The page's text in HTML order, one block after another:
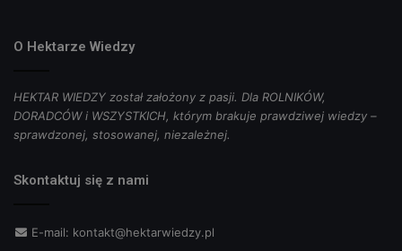
O Hektarze Wiedzy
HEKTAR WIEDZY został założony z pasji. Dla ROLNIKÓW,
DORADCÓW i WSZYSTKICH, którym brakuje prawdziwej wiedzy –
sprawdzonej, stosowanej, niezależnej.
Skontaktuj się z nami
E-mail: kontakt@hektarwiedzy.pl